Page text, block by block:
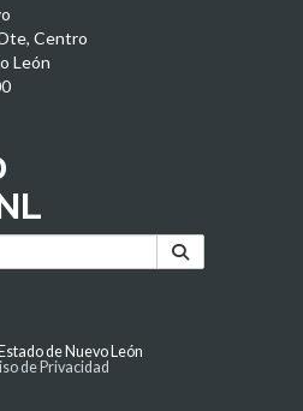
Centro
León
de Nuevo León
de Privacidad